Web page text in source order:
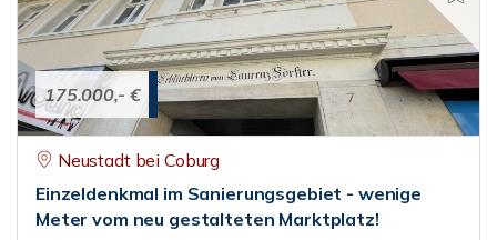
175.000,- €
Neustadt bei Coburg
Einzeldenkmal im Sanierungsgebiet - wenige
Meter vom neu gestalteten Marktplatz!